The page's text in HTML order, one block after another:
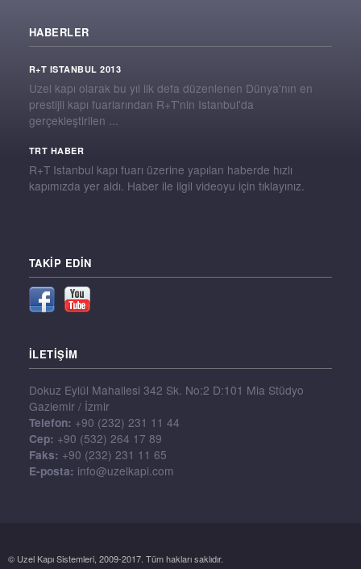
HABERLER
R+T ISTANBUL 2013
Uzel kapı olarak bu yıl ilk defa düzenlenen Dünya'nın en
prestijli kapı fuarlarından R+T'nin Istanbul'da
gerçekleştirilen ...
TRT HABER
R+T Istanbul kapı fuarı üzerine yapılan haberde hızlı
kapımızda yer aldı. Haber ile ilgil videoyu için tıklayınız.
TAKIP EDIN
İLETİŞİM
Dokuz Eylül Mahallesi 342 Sk. No:2 D:101 Mia Stüdyo
Gaziemir / İzmir
Telefon: +90 (232) 231 11 44
Cep: +90 (532) 264 17 89
Faks: +90 (232) 231 11 65
E-posta: info@uzelkapi.com
© Uzel Kapı Sistemleri, 2009-2017. Tüm hakları saklıdır.